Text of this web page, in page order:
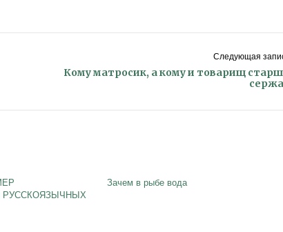
Следующая
Кому матросик, а кому и товарищ
Зачем в рыбе вода